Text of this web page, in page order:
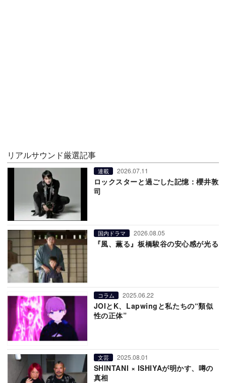
リアルサウンド厳選記事
連載 2026.07.11
ロックスターと過ごした記憶：櫻井敦
司
国内ドラマ 2026.08.05
『風、薫る』板橋駿谷の安心感が光る
コラム 2025.06.22
JOIとK、Lapwingと私たちの“類似
性の正体”
文芸 2025.08.01
SHINTANI × ISHIYAが明かす、噂の
真相